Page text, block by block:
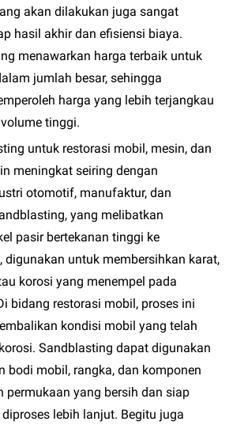
akan dilakukan juga sangat
hasil akhir dan efisiensi biaya.
menawarkan harga terbaik untuk
jumlah besar, sehingga
harga yang lebih terjangkau
tinggi.
untuk restorasi mobil, mesin, dan
meningkat seiring dengan
otomotif, manufaktur, dan
yang melibatkan
pasir bertekanan tinggi ke
digunakan untuk membersihkan karat,
korosi yang menempel pada
bidang restorasi mobil, proses ini
kondisi mobil yang telah
Sandblasting dapat digunakan
bodi mobil, rangka, dan komponen
permukaan yang bersih dan siap
lebih lanjut. Begitu juga